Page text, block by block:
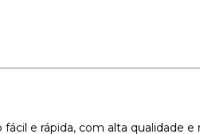
e rápida, com alta qualidade e